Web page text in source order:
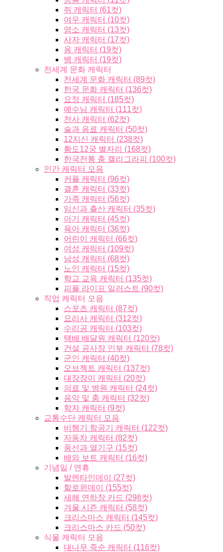
쥐 캐릭터 (61컷)
여우 캐릭터 (10컷)
염소 캐릭터 (13컷)
사자 캐릭터 (17컷)
용 캐릭터 (19컷)
뱀 캐릭터 (19컷)
전세계 문화 캐릭터
전세계 문화 캐릭터 (89컷)
한국 문화 캐릭터 (136컷)
요정 캐릭터 (185컷)
예수님 캐릭터 (111컷)
천사 캐릭터 (62컷)
술과 음료 캐릭터 (50컷)
12지신 캐릭터 (238컷)
황도12궁 별자리 (168컷)
한국전통 춤 캘리그라피 (100컷)
인간 캐릭터 모음
커플 캐릭터 (96컷)
결혼 캐릭터 (33컷)
가족 캐릭터 (56컷)
임신과 출산 캐릭터 (35컷)
아기 캐릭터 (45컷)
육아 캐릭터 (36컷)
어린이 캐릭터 (66컷)
여성 캐릭터 (109컷)
남성 캐릭터 (68컷)
노인 캐릭터 (15컷)
학교 교육 캐릭터 (135컷)
피플 라이프 일러스트 (90컷)
직업 캐릭터 모음
스포츠 캐릭터 (87컷)
요리사 캐릭터 (312컷)
수리공 캐릭터 (103컷)
택배 배달원 캐릭터 (120컷)
건설 공사장 인부 캐릭터 (78컷)
군인 캐릭터 (40컷)
오브젝트 캐릭터 (137컷)
대장장이 캐릭터 (20컷)
의료 및 병원 캐릭터 (24컷)
음악 및 춤 캐릭터 (32컷)
학자 캐릭터 (9컷)
교통수단 캐릭터 모음
비행기 항공기 캐릭터 (122컷)
자동차 캐릭터 (82컷)
풍선과 열기구 (15컷)
배와 보트 캐릭터 (16컷)
기념일 / 연휴
발렌타인데이 (27컷)
할로윈데이 (155컷)
새해 연하장 카드 (298컷)
겨울 시즌 캐릭터 (58컷)
크리스마스 캐릭터 (145컷)
크리스마스 카드 (50컷)
식물 캐릭터 모음
대나무 죽순 캐릭터 (116컷)